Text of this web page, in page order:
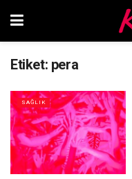
Etiket: pera
SAĞLIK